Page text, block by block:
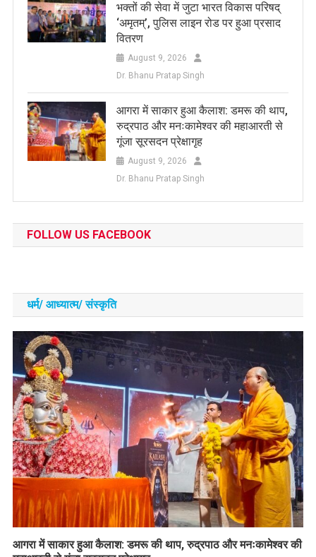
भक्तों की सेवा में जुटा भारत विकास परिषद्
‘अमृतम्’, पुलिस लाइन रोड पर हुआ प्रसाद
वितरण
August 9, 2026
Dr. Bhanu Pratap Singh
आगरा में साकार हुआ कैलाश: डमरू की थाप,
रुद्रपाठ और मनःकामेश्वर की महाआरती से
गूंजा सूरसदन प्रेक्षागृह
August 9, 2026
Dr. Bhanu Pratap Singh
FOLLOW US FACEBOOK
धर्म/ आध्‍यात्‍म/ संस्‍कृति
आगरा में साकार हुआ कैलाश: डमरू की थाप, रुद्रपाठ और मनःकामेश्वर की